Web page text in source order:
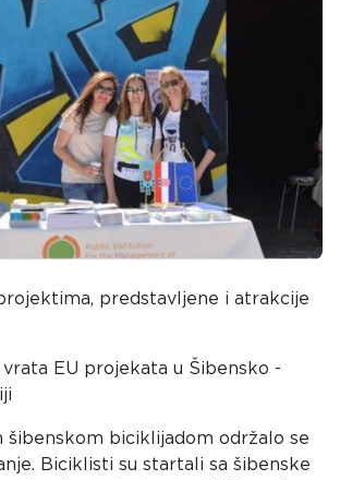
predstavljene i atrakcije
EU projekata u Šibensko -
šibenskom biciklijadom održalo se
Biciklisti su startali sa šibenske